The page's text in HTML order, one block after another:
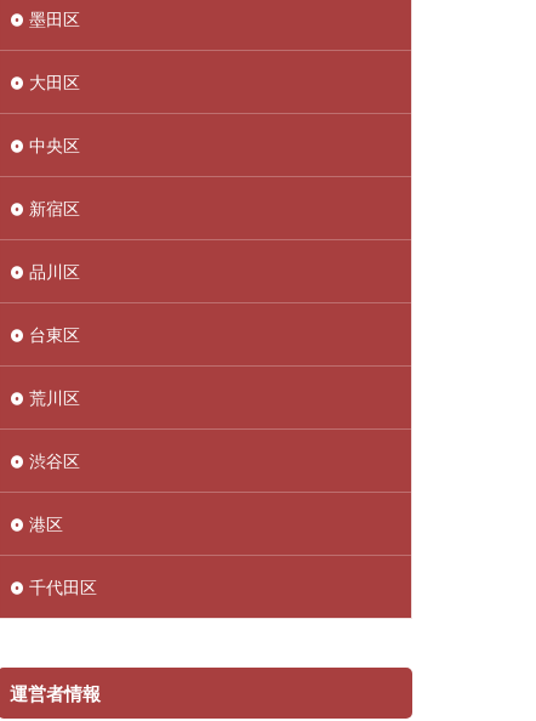
墨田区
大田区
中央区
新宿区
品川区
台東区
荒川区
渋谷区
港区
千代田区
運営者情報